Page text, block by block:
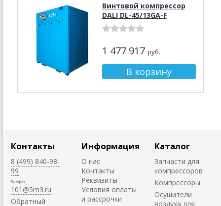
Винтовой компрессор
DALI DL-45/13GA-F
1 477 917 руб.
Контакты
8 (499) 840-98-
99
Телефон
101@5m3.ru
Обратный
Информация
О нас
Контакты
Реквизиты
Условия оплаты
и рассрочки
Каталог
Запчасти для
компрессоров
Компрессоры
Осушители
воздуха для